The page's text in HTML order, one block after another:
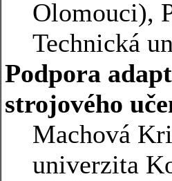
Olomouci),
Technická
Podpora
strojového
Machová
univerzita